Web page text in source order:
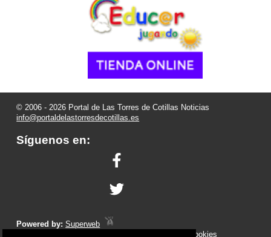
© 2006 - 2026 Portal de Las Torres de Cotillas Noticias
info@portaldelastorresdecotillas.es
Síguenos en:
Powered by:Superweb
Política de Cookies